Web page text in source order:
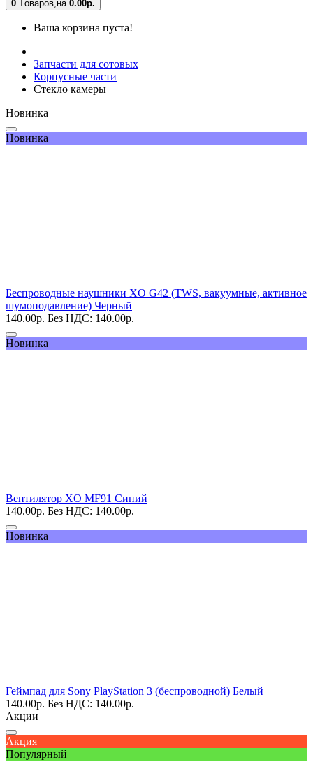
0 Tоваров,на 0.00р.
Ваша корзина пуста!
Запчасти для сотовых
Корпусные части
Стекло камеры
Новинка
Новинка
Беспроводные наушники XO G42 (TWS, вакуумные, активное
шумоподавление) Черный
140.00р. Без НДС: 140.00р.
Новинка
Вентилятор XO MF91 Синий
140.00р. Без НДС: 140.00р.
Новинка
Геймпад для Sony PlayStation 3 (беспроводной) Белый
140.00р. Без НДС: 140.00р.
Акции
Акция
Популярный